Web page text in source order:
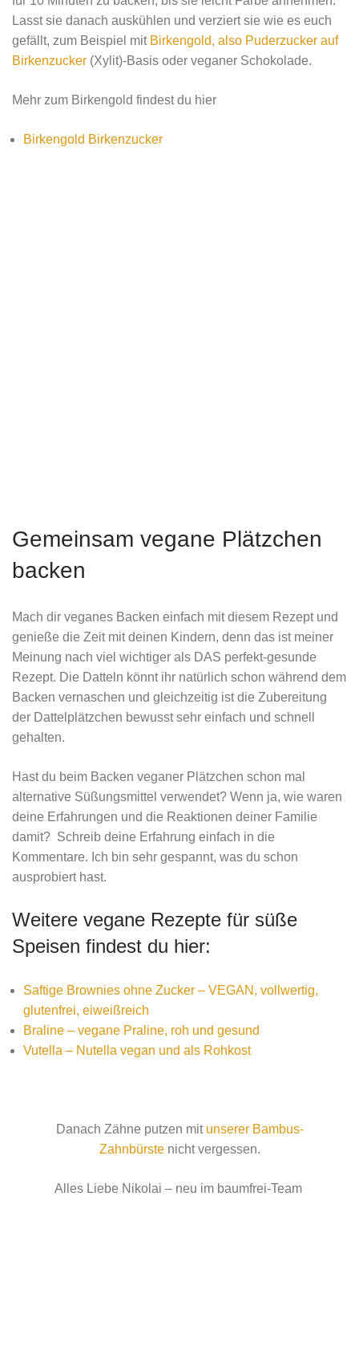
Lasst sie danach auskühlen und verziert sie wie es euch
gefällt, zum Beispiel mit Birkengold, also Puderzucker auf
Birkenzucker (Xylit)-Basis oder veganer Schokolade.
Mehr zum Birkengold findest du hier
Birkengold Birkenzucker
Gemeinsam vegane Plätzchen
backen
Mach dir veganes Backen einfach mit diesem Rezept und
genieße die Zeit mit deinen Kindern, denn das ist meiner
Meinung nach viel wichtiger als DAS perfekt-gesunde
Rezept. Die Datteln könnt ihr natürlich schon während dem
Backen vernaschen und gleichzeitig ist die Zubereitung
der Dattelplätzchen bewusst sehr einfach und schnell
gehalten.
Hast du beim Backen veganer Plätzchen schon mal
alternative Süßungsmittel verwendet? Wenn ja, wie waren
deine Erfahrungen und die Reaktionen deiner Familie
damit? Schreib deine Erfahrung einfach in die
Kommentare. Ich bin sehr gespannt, was du schon
ausprobiert hast.
Weitere vegane Rezepte für süße
Speisen findest du hier:
Saftige Brownies ohne Zucker – VEGAN, vollwertig,
glutenfrei, eiweißreich
Braline – vegane Praline, roh und gesund
Vutella – Nutella vegan und als Rohkost
Danach Zähne putzen mit unserer Bambus-
Zahnbürstenicht vergessen.
Alles Liebe Nikolai – neu im baumfrei-Team